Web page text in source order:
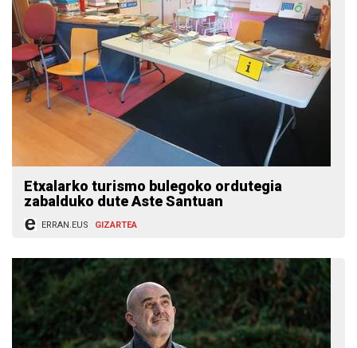
Etxalarko turismo bulegoko ordutegia
zabalduko dute Aste Santuan
ERRAN.EUS GIZARTEA